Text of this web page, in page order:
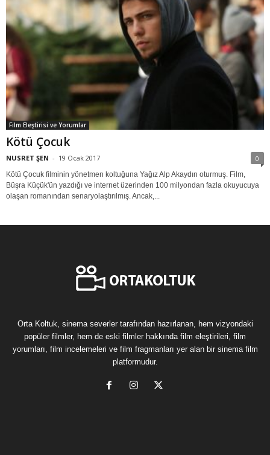
Film Eleştirisi ve Yorumlar
Kötü Çocuk
NUSRET ŞEN - 19 Ocak 2017 0
Kötü Çocuk filminin yönetmen koltuğuna Yağız Alp Akaydın oturmuş. Film,
Büşra Küçük'ün yazdığı ve internet üzerinden 100 milyondan fazla okuyucuya
olaşan romanından senaryolaştırılmış. Ancak,...
Orta Koltuk, sinema severler tarafından hazırlanan, hem vizyondaki
popüler filmler, hem de eski filmler hakkında film eleştirileri, film
yorumları, film incelemeleri ve film fragmanları yer alan bir sinema film
platformudur.